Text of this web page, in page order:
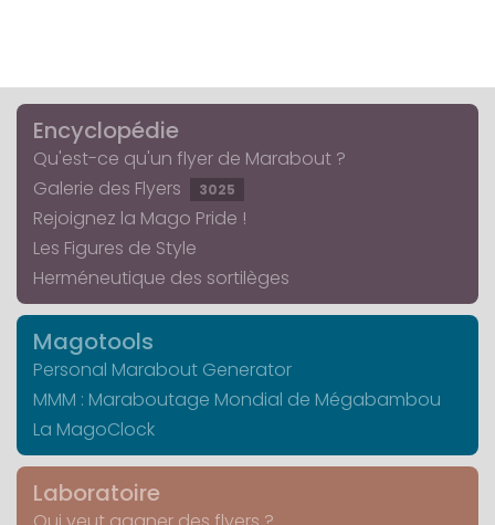
Encyclopédie
Qu'est-ce qu'un flyer de Marabout ?
Galerie des Flyers
3025
Rejoignez la Mago Pride !
Les Figures de Style
Herméneutique des sortilèges
Magotools
Personal Marabout Generator
MMM : Maraboutage Mondial de Mégabambou
La MagoClock
Laboratoire